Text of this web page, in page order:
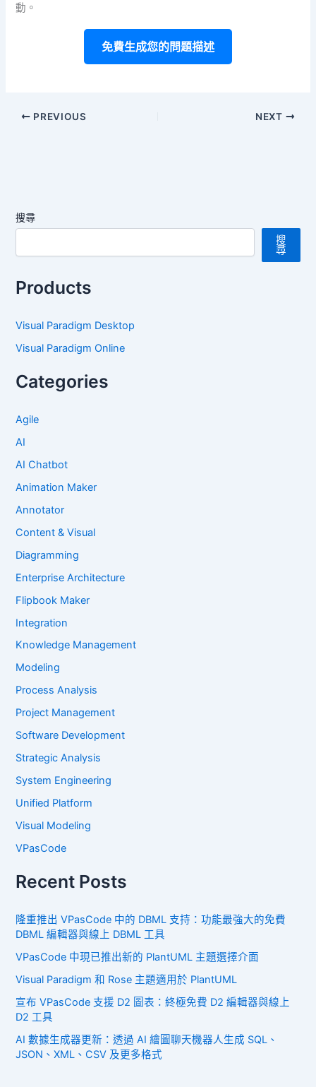
動。
免費生成您的問題描述
PREVIOUS NEXT
搜尋
搜
尋
Products
Visual Paradigm Desktop
Visual Paradigm Online
Categories
Agile
AI
AI Chatbot
Animation Maker
Annotator
Content & Visual
Diagramming
Enterprise Architecture
Flipbook Maker
Integration
Knowledge Management
Modeling
Process Analysis
Project Management
Software Development
Strategic Analysis
System Engineering
Unified Platform
Visual Modeling
VPasCode
Recent Posts
隆重推出 VPasCode 中的 DBML 支持：功能最強大的免費
DBML 編輯器與線上 DBML 工具
VPasCode 中現已推出新的 PlantUML 主題選擇介面
Visual Paradigm 和 Rose 主題適用於 PlantUML
宣布 VPasCode 支援 D2 圖表：終極免費 D2 編輯器與線上
D2 工具
AI 數據生成器更新：透過 AI 繪圖聊天機器人生成 SQL、
JSON、XML、CSV 及更多格式